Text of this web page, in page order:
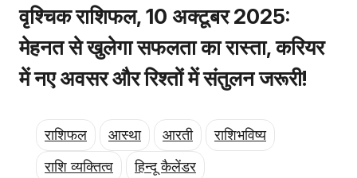
राज्य
आस्था
राष्ट्रीय
व्यापार
अंतरराष्ट्रीय
राशिफल
एजुकेशन
वृश्चिक राशिफल, 10 अक्टूबर 2025:
मेहनत से खुलेगा सफलता का रास्ता, करियर
में नए अवसर और रिश्तों में संतुलन जरूरी!
राशिफल आस्था आरती
राशिभविष्य
राशि व्यक्तित्व
हिन्दू कैलेंडर